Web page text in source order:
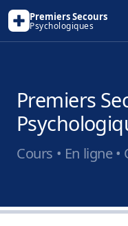
Premiers Secours
Psychologiques
Premiers
Cours • En ligne